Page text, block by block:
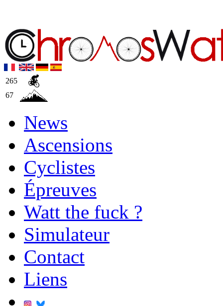
265
67
News
Ascensions
Cyclistes
Épreuves
Watt the fuck ?
Simulateur
Contact
Liens